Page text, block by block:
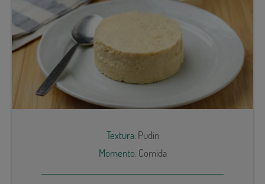
Textura:Pudin
Momento:Comida